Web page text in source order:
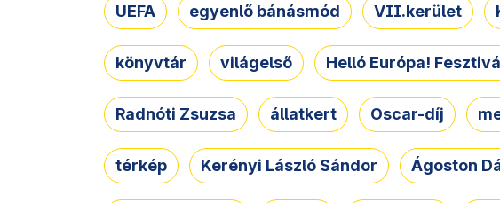
UEFA egyenlő bánásmód VII.kerület
könyvtár világelső Helló Európa!
Radnóti Zsuzsa állatkert Oscar-díj
térkép Kerényi László Sándor Ágoston